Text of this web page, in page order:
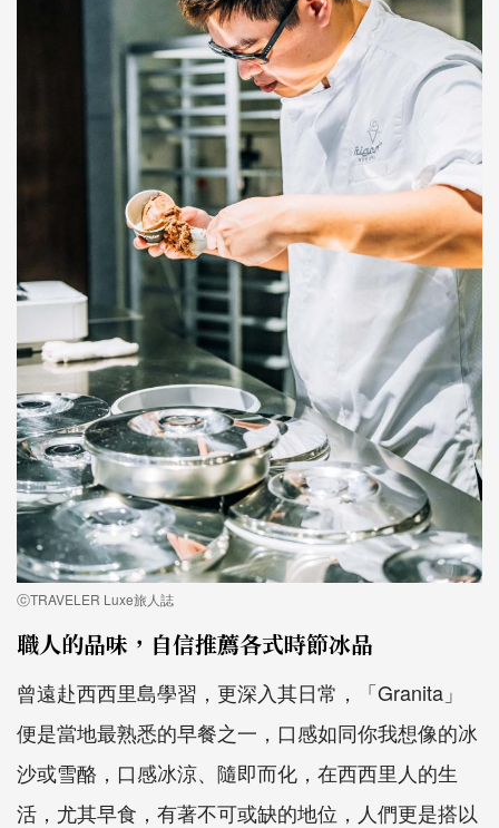
ⓒTRAVELER Luxe旅人誌
職人的品味，自信推薦各式時節冰品
曾遠赴西西里島學習，更深入其日常，「Granita」
便是當地最熟悉的早餐之一，口感如同你我想像的冰
沙或雪酪，口感冰涼、隨即而化，在西西里人的生
活，尤其早食，有著不可或缺的地位，人們更是搭以